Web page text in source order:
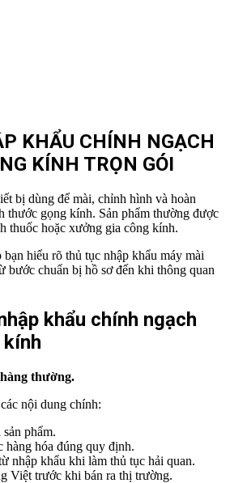
KHẨU CHÍNH NGẠCH
KÍNH TRỌN GÓI
bị dùng để mài, chỉnh hình và hoàn
thước gọng kính. Sản phẩm thường được
thuốc hoặc xưởng gia công kính.
hiểu rõ thủ tục nhập khẩu máy mài
bước chuẩn bị hồ sơ đến khi thông quan
khẩu chính ngạch
thường.
nội dung chính:
phẩm.
hàng hóa đúng quy định.
nhập khẩu khi làm thủ tục hải quan.
Việt trước khi bán ra thị trường.